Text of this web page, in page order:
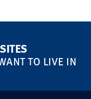
TO LIVE IN